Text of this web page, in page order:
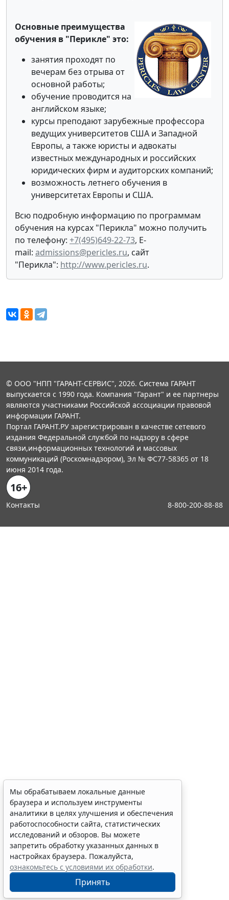
Основные преимущества
обучения в "Перикле" это:
занятия проходят по
вечерам без отрыва от
основной работы;
обучение проводится на
английском языке;
курсы преподают зарубежные профессора
ведущих университетов США и Западной
Европы, а также юристы и адвокаты
известных международных и российских
юридических фирм и аудиторских компаний;
возможность летнего обучения в
университетах Европы и США.
Всю подробную информацию по программам
обучения на курсах "Перикла" можно получить
по телефону: +7(495)649-22-73, E-
mail: admissions@pericles.ru, сайт
"Перикла": http://www.pericles.ru.
Мы обрабатываем локальные данные
браузера и используем инструменты
аналитики в целях улучшения и обеспечения
работоспособности сайта, статистических
исследований и обзоров. Вы можете
запретить обработку указанных данных в
настройках браузера. Пожалуйста,
ознакомьтесь с условиями их обработки.
Принять
© ООО "НПП "ГАРАНТ-СЕРВИС", 2026. Система ГАРАНТ
выпускается с 1990 года. Компания "Гарант" и ее партнеры
являются участниками Российской ассоциации правовой
информации ГАРАНТ.
Портал ГАРАНТ.РУ зарегистрирован в качестве сетевого
издания Федеральной службой по надзору в сфере
связи,информационных технологий и массовых
коммуникаций (Роскомнадзором), Эл № ФС77-58365 от 18
июня 2014 года.
16+
Контакты 8-800-200-88-88